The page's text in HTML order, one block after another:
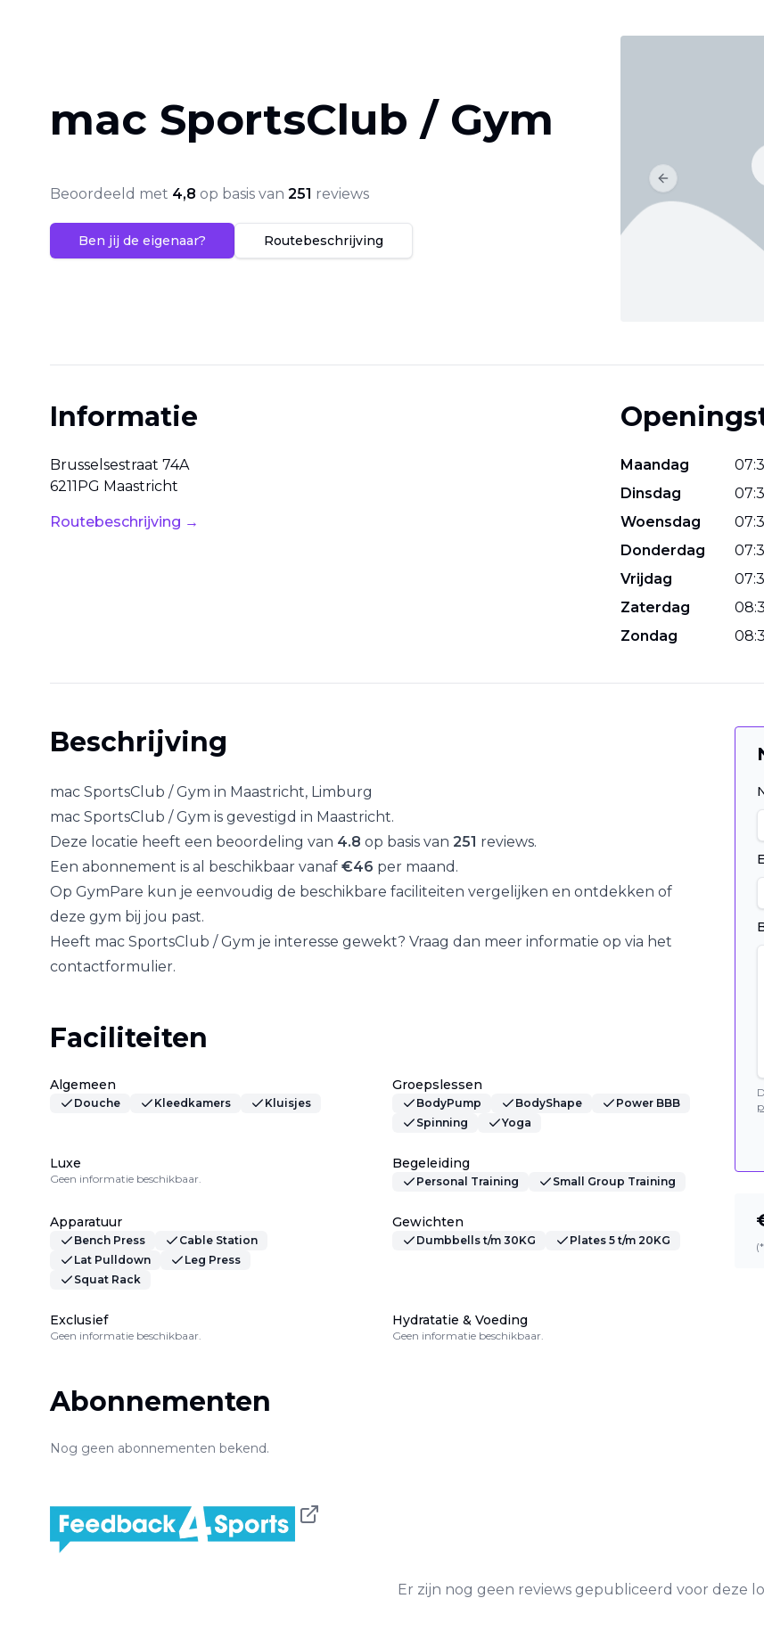
mac SportsClub / Gym
Beoordeeld met 4,8 op basis van 251 reviews
Ben jij de eigenaar? Routebeschrijving
Previous slide
Informatie
Brusselsestraat 74A
6211PG Maastricht
Routebeschrijving →
Maandag 07:
Dinsdag
07:
Woensdag
07:
Donderdag
07:
Vrijdag
07:
Zaterdag
08:
Zondag
08:
Beschrijving
mac SportsClub / Gym in Maastricht, Limburg
mac SportsClub / Gym is gevestigd in Maastricht.
Deze locatie heeft een beoordeling van 4.8 op basis van 251 reviews.
Een abonnement is al beschikbaar vanaf €46 per maand.
Op GymPare kun je eenvoudig de beschikbare faciliteiten vergelijken en ontdekken of
deze gym bij jou past.
Heeft mac SportsClub / Gym je interesse gewekt? Vraag dan meer informatie op via het
contactformulier.
Faciliteiten
Algemeen
Douche Kleedkamers Kluisjes
Groepslessen
BodyPump BodyShape
Power BBB
Spinning
Yoga
Luxe
Geen informatie beschikbaar.
Begeleiding
Personal Training Small Group Training
Apparatuur
Bench Press
Cable Station
Lat Pulldown
Leg Press
Squat Rack
Gewichten
Dumbbells t/m 30KG Plates 5 t/m 20KG
Exclusief
Geen informatie beschikbaar.
Hydratatie & Voeding
Geen informatie beschikbaar.
Abonnementen
Nog geen abonnementen bekend.
Er zijn nog geen reviews gepubliceerd voor deze